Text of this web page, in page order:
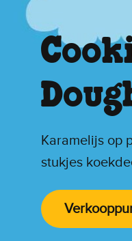
Karamelijs op
stukjes